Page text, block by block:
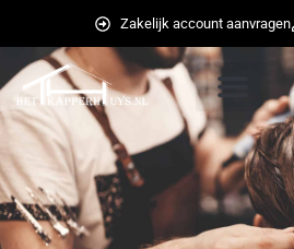
inhoud
Zakelijk account aanvragen